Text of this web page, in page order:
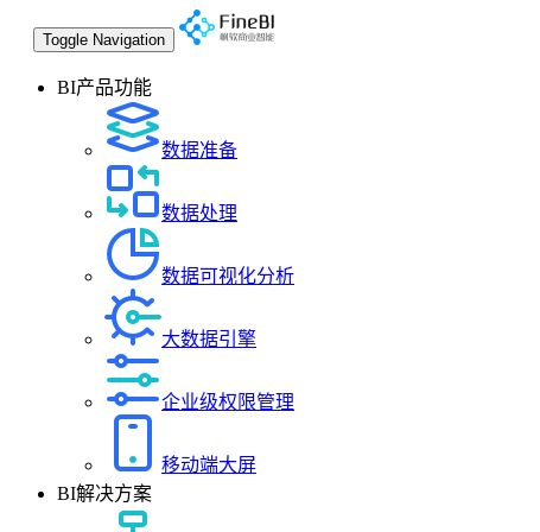
Toggle Navigation
BI产品功能
数据准备
数据处理
数据可视化分析
大数据引擎
企业级权限管理
移动端大屏
BI解决方案